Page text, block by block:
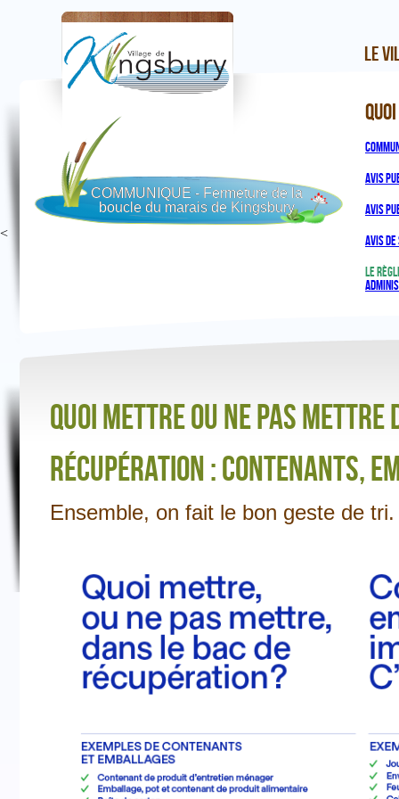
Le
COMMUNIQUÉ - Fermeture de la
boucle du marais de Kingsbury
<
Avis
Avis
Avis
Le
AVIS
les
QUOI METTRE OU NE PAS
RÉCUPÉRATION : CONTENANTS,
Ensemble, on fait le bon geste de tri.